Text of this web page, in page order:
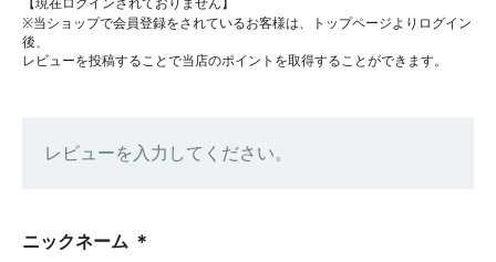
※当ショップで会員登録をされているお客様は、トップページよりログイン
後、
レビューを投稿することで当店のポイントを取得することができます。
レビューを入力してください。
ニックネーム ＊